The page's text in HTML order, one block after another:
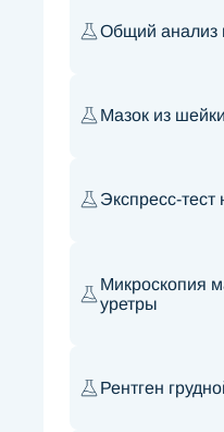
Общий анализ
Мазок из
Экспресс-
Микроскопия
уретры
Рентген